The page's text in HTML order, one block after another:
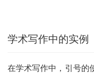
学术写作中的实例
在学术写作中，引号的